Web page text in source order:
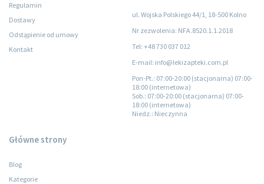
Regulamin
Dostawy
Odstąpienie od umowy
Kontakt
ul. Wojska Polskiego 44/1, 18-500 Kolno
Nr zezwolenia: NFA.8520.1.1.2018
Tel: +48 730 037 012
E-mail: info@lekizapteki.com.pl
Pon-Pt.: 07:00-20:00 (stacjonarna) 07:00-
18:00 (internetowa)
Sob.: 07:00-20:00 (stacjonarna) 07:00-
18:00 (internetowa)
Niedz.: Nieczynna
Główne strony
Blog
Kategorie